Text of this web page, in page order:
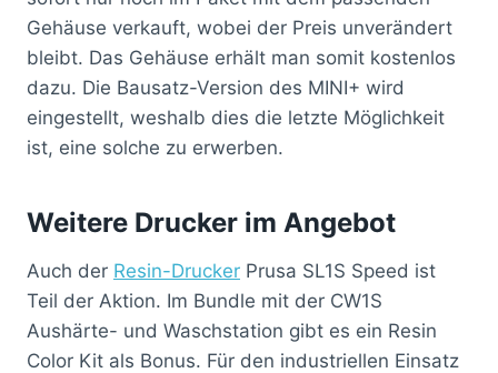
Gehäuse verkauft, wobei der Preis unverändert
bleibt. Das Gehäuse erhält man somit kostenlos
dazu. Die Bausatz-Version des MINI+ wird
eingestellt, weshalb dies die letzte Möglichkeit
ist, eine solche zu erwerben.
Weitere Drucker im Angebot
Auch der Resin-Drucker Prusa SL1S Speed ist
Teil der Aktion. Im Bundle mit der CW1S
Aushärte- und Waschstation gibt es ein Resin
Color Kit als Bonus. Für den industriellen Einsatz